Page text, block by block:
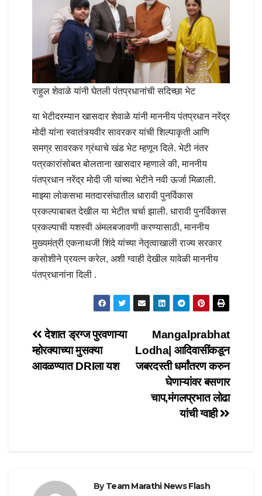
राहुल शेवाळे यांनी घेतली पंतप्रधानांची सदिच्छा भेट
या भेटीदरम्यान खासदार शेवाळे यांनी माननीय पंतप्रधान नरेंद्र
मोदी यांना स्वातंत्र्यवीर सावरकर यांची शिल्पाकृती आणि
समग्र सावरकर ग्रंथाचे खंड भेट म्हणून दिले. भेटी नंतर
पत्रकारांसोबत बोलताना खासदार म्हणाले की, माननीय
पंतप्रधान नरेंद्र मोदी जी यांच्या भेटीने नवी ऊर्जा मिळाली.
माझ्या लोकसभा मतदारसंघातील धारावी पुनर्विकास
प्रकल्पाबाबत देखील या भेटीत चर्चा झाली. धारावी पुनर्विकास
प्रकल्पाची यशस्वी अंमलबजावणी करण्यासाठी, माननीय
मुख्यमंत्री एकनाथजी शिंदे यांच्या नेतृत्वाखाली राज्य सरकार
कसोशीने प्रयत्न करेल, अशी ग्वाही देखील यावेळी माननीय
पंतप्रधानांना दिली .
Post
navigation
Mangalprabhat
Lodha| आदिवासींकडून
जबरदस्ती धर्मांतरण करुन
घेणाऱ्यांवर बसणार
चाप,मंगलप्रभात लोढा
यांची ग्वाही
देशात ड्रग्ज पुरवणाऱ्या
म्होरक्याच्या मुसक्या
आवळण्यात DRIला यश
ByTeam Marathi News Flash